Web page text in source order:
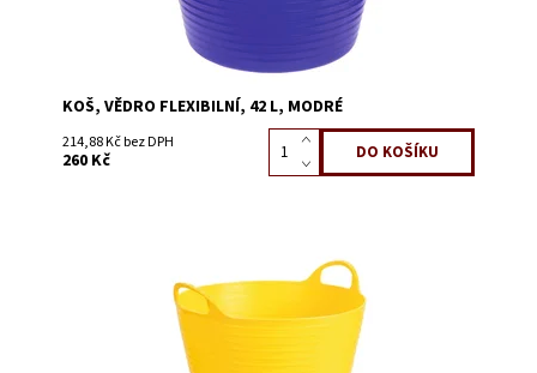
KOŠ, VĚDRO FLEXIBILNÍ, 42 L, MODRÉ
214,88 Kč bez DPH
260 Kč
3862J